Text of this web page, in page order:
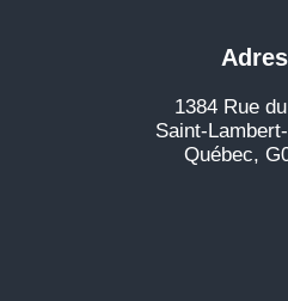
1384 Rue
Saint-
Québec,